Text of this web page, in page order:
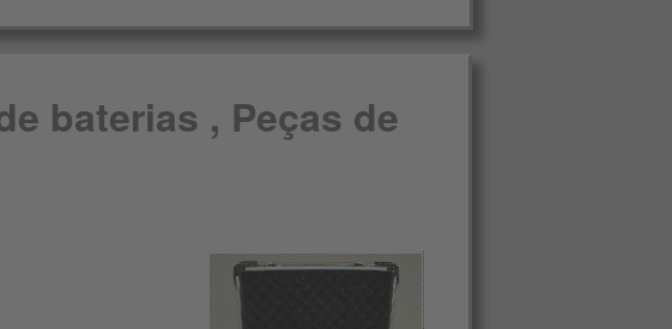
baterias , Peças de